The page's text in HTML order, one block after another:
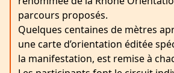
parcours proposés.
Quelques centaines de mètres
une carte d’orientation éditée
la manifestation, est remise à